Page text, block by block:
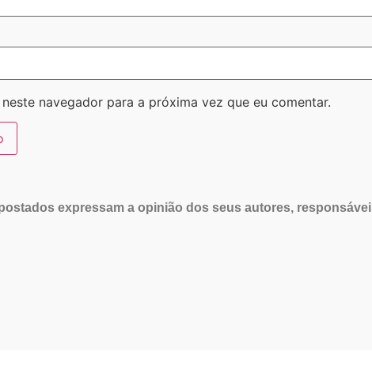
navegador para a próxima vez que eu comentar.
expressam a opinião dos seus autores,